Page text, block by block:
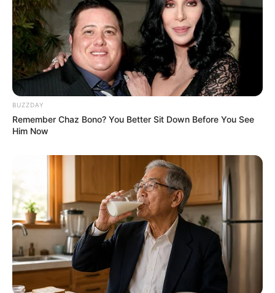
Bikin Ngakak, 10 Potret
Cosplay Murah Pakai Bahan
Seadanya
Anti Mainstream, 10 Cara
Membawa Barang Belanjaan
Versi Warga Thailand
BUZZDAY
Remember Chaz Bono? You Better Sit Down Before You See
Him Now